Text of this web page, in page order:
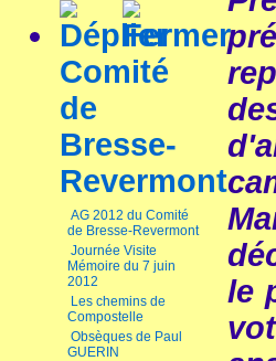
Comité
de
Bresse-
Revermont
AG 2012 du Comité
de Bresse-Revermont
Journée Visite
Mémoire du 7 juin
2012
Les chemins de
Compostelle
Obsèques de Paul
GUERIN
le